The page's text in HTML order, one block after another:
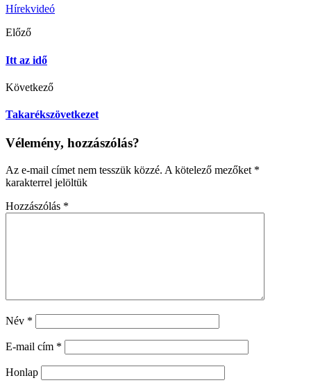
Hírekvideó
Előző
Itt az idő
Következő
Takarékszövetkezet
Vélemény, hozzászólás?
Az e-mail címet nem tesszük közzé. A kötelező mezőket *
karakterrel jelöltük
Hozzászólás *
Név *
E-mail cím *
Honlap